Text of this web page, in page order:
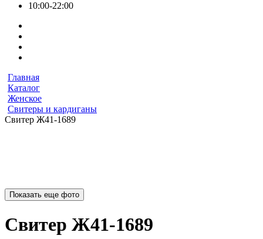
10:00-22:00
Главная
Каталог
Женское
Свитеры и кардиганы
Свитер Ж41-1689
Показать еще фото
Свитер Ж41-1689